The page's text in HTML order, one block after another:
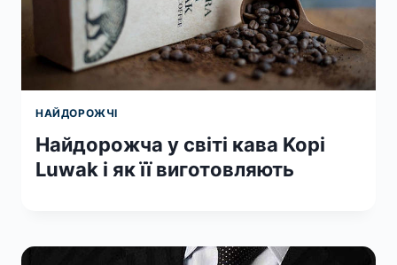
НАЙДОРОЖЧІ
Найдорожча у світі кава Kopi
Luwak і як її виготовляють